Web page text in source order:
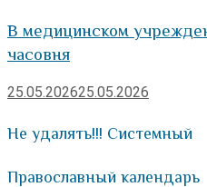
В медицинском
часовня
25.05.202625.05.2026
Не удалять!!! Системный
Православный календарь